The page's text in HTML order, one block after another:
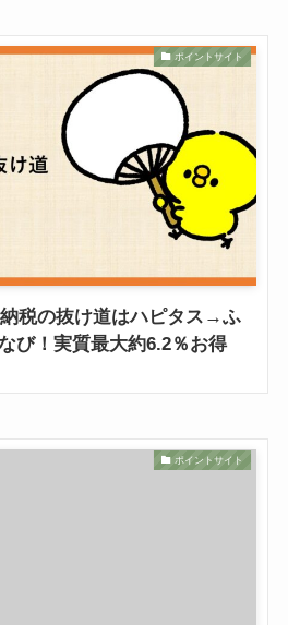
ポイントサイト
納税の抜け道はハピタス→ふ
び！実質最大約6.2％お得
ポイントサイト